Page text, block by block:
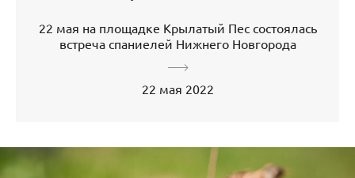
22 мая на площадке Крылатый Пес состоялась
встреча спаниелей Нижнего Новгорода
22 мая 2022